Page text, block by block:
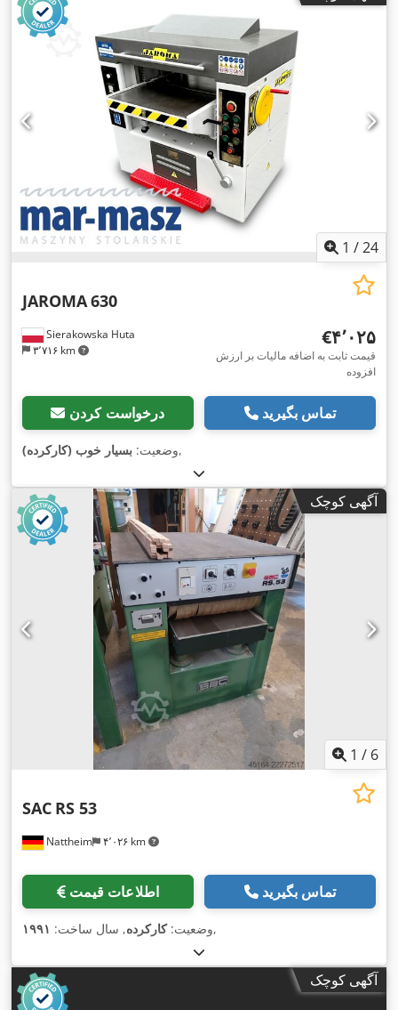
1 /24
Sierakowska Huta
۳٬۷۱۶ km
JAROMA630
‎€۴٬۰۲۵
قیمت ثابت به اضافه مالیات بر ارزش
افزوده
درخواست کردن تماس بگیرید
وضعیت: بسیار خوب (کارکرده) ,
آگهی کوچک
1 / 6
Nattheim ۴٬۰۲۶ km
SAC RS 53
اطلاعات قیمت تماس بگیرید
وضعیت:کارکرده, سال ساخت: ۱۹۹۱ ,
آگهی کوچک